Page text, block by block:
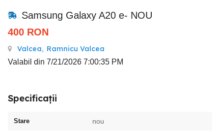
Samsung Galaxy A20 e- NOU
400 RON
Valcea, Ramnicu Valcea
Valabil din 7/21/2026 7:00:35 PM
Specificații
Stare nou